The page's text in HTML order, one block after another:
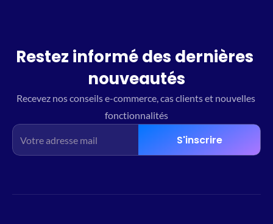
Restez informé des dernières
nouveautés
Recevez nos conseils e-commerce, cas clients et nouvelles
fonctionnalités
S'inscrire